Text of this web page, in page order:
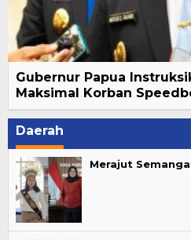
Gubernur Papua
Maksimal Korban
Daerah
Merajut